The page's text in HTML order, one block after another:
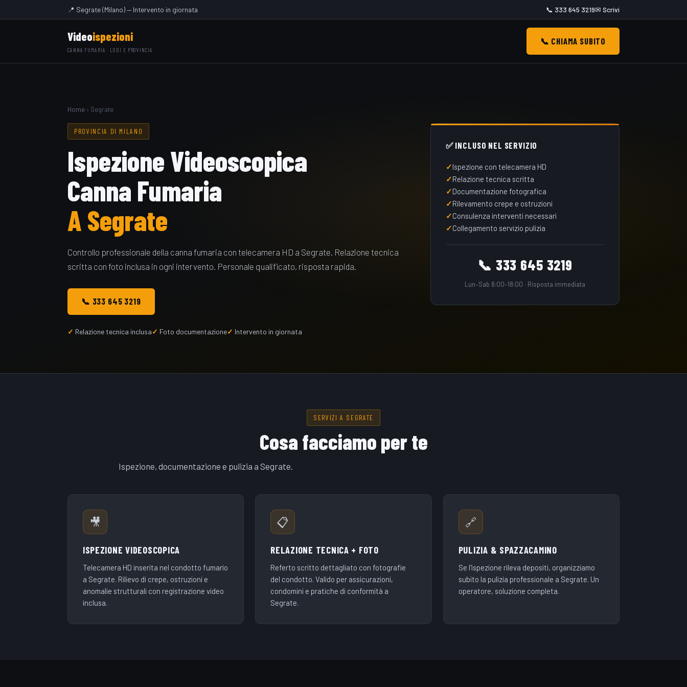
📍 Segrate (Milano) — Intervento in giornata 📞 333 645 3219✉ Scrivi
Videoispezioni
CANNA FUMARIA · LODI E PROVINCIA
📞 CHIAMA SUBITO
Home › Segrate
PROVINCIA DI MILANO
Ispezione Videoscopica
Canna Fumaria
A Segrate
Controllo professionale della canna fumaria con telecamera HD a Segrate. Relazione tecnica
scritta con foto inclusa in ogni intervento. Personale qualificato, risposta rapida.
📞 333 645 3219
Relazione tecnica inclusa Foto documentazione Intervento in giornata
✅ INCLUSO NEL SERVIZIO
Ispezione con telecamera HD
Relazione tecnica scritta
Documentazione fotografica
Rilevamento crepe e ostruzioni
Consulenza interventi necessari
Collegamento servizio pulizia
📞 333 645 3219
Lun–Sab 8:00–18:00 · Risposta immediata
SERVIZI A SEGRATE
Cosa facciamo per te
Ispezione, documentazione e pulizia a Segrate.
🎥
ISPEZIONE VIDEOSCOPICA
Telecamera HD inserita nel condotto fumario
a Segrate. Rilievo di crepe, ostruzioni e
anomalie strutturali con registrazione video
inclusa.
📋
RELAZIONE TECNICA + FOTO
Referto scritto dettagliato con fotografie
del condotto. Valido per assicurazioni,
condomini e pratiche di conformità a
Segrate.
🔗
PULIZIA & SPAZZACAMINO
Se l'ispezione rileva depositi, organizziamo
subito la pulizia professionale a Segrate. Un
operatore, soluzione completa.